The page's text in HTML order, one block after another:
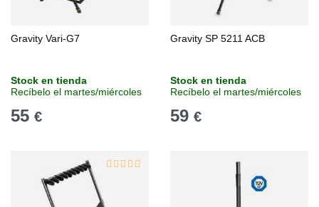
Gravity Vari-G7
Stock en tienda
Recíbelo el martes/miércoles
55 €
Gravity SP 5211 ACB
Stock en tienda
Recíbelo el martes/miércoles
59 €